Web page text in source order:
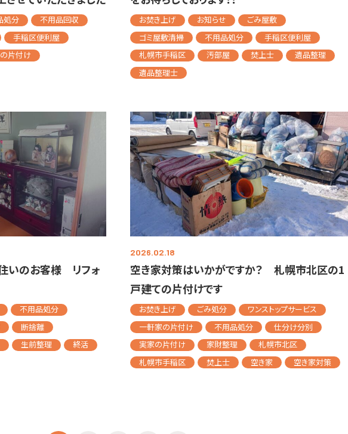
処分
不用品回収
手稲区便利屋
片付け
お焚き上げ お知らせ
ごみ屋敷
ゴミ屋敷清掃
不用品処分
手稲区便利屋
札幌市手稲区
汚部屋 焚上士
遺品整理
遺品整理士
いのお客様 リフォ
不用品処分
断捨離
生前整理 終活
2026.02.18
空き家対策はいかがですか？ 札幌市北区の1
戸建ての片付けです
お焚き上げ ごみ処分
ワンストップサービス
一軒家の片付け
不用品処分
仕分け分別
実家の片付け
家財整理
札幌市北区
札幌市手稲区
焚上士 空き家 空き家対策